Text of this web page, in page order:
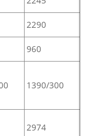
2290
960
1390/300
2974